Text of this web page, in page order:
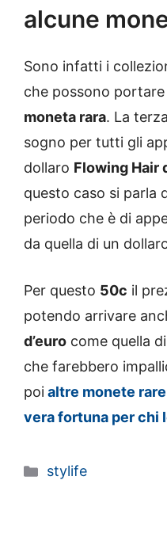
alcune
Sono infatti i
che possono portare
moneta rara. La
sogno per tutti gli
dollaro Flowing Hair
questo caso si parla
periodo che è di
da quella di un
Per questo 50c il
potendo arrivare
d’euro come quella
che farebbero
poialtre monete
vera fortuna per chi
Categorie
stylife